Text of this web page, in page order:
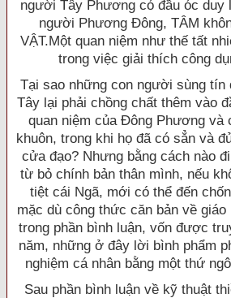
người Tây Phương có đầu óc duy
người Phương Ðông, TÂM
VẬT.Một quan niệm như thế tất
trong việc giải thích công
Tại sao những con người sùng tín
Tây lại phải chồng chất thêm vào
quan niệm của Ðông Phương và
khuôn, trong khi họ đã có sẳn và
cửa đạo? Nhưng bằng cách nào
từ bỏ chính bản thân mình, nếu
tiệt cái Ngã, mới có thể đến
mặc dù công thức căn bản về
trong phần bình luận, vốn được
năm, những ở đây lời bình phẩm
nghiệm cá nhân bằng một thứ
Sau phần bình luận về kỹ thuật